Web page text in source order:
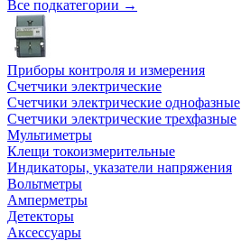
Все подкатегории →
Приборы контроля и измерения
Счетчики электрические
Счетчики электрические однофазные
Счетчики электрические трехфазные
Мультиметры
Клещи токоизмерительные
Индикаторы, указатели напряжения
Вольтметры
Амперметры
Детекторы
Аксессуары